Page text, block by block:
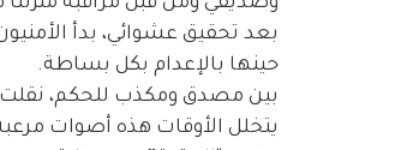
بعد تحقيق عشوائي، بدأ
حينها بالإعدام بكل بساطة.
بين مصدق ومكذب للحكم، نقلت
يتخلل الأوقات هذه أصوات